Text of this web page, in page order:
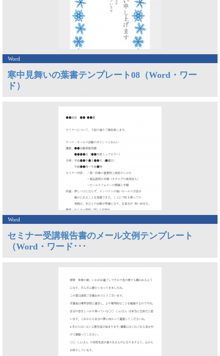
Word
寒中見舞いの葉書テンプレート08（Word・ワー
ド）
Word
セミナー受講報告書のメール文例テンプレート
（Word・ワード･･･